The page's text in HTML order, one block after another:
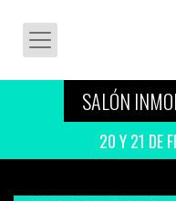
SALÓN
20 Y 21 DE